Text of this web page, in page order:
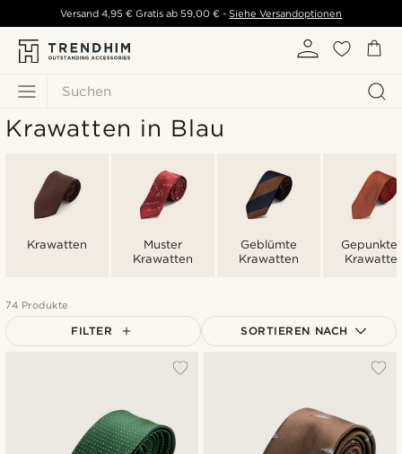
Suchen
Versand 4,95 € Gratis ab59,00 € - Siehe Versandoptionen
Krawatten in Blau
Krawatten
Muster
Krawatten
Geblümte
Krawatten
74 Produkte
FILTER SORTIEREN NACH
Niedrigster Preis
Höchster Preis